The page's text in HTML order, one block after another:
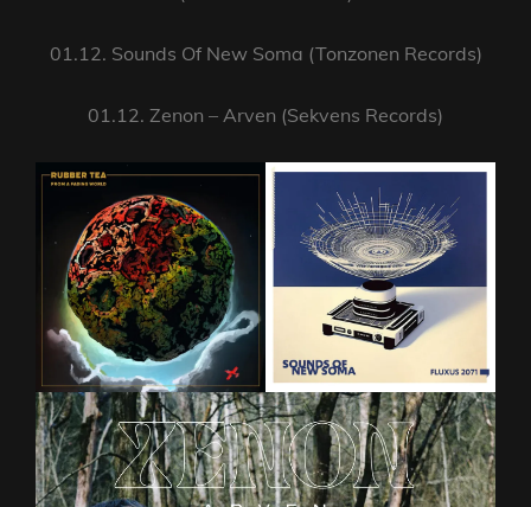
01.12. Sounds Of New Soma (Tonzonen Records)
01.12. Zenon – Arven (Sekvens Records)